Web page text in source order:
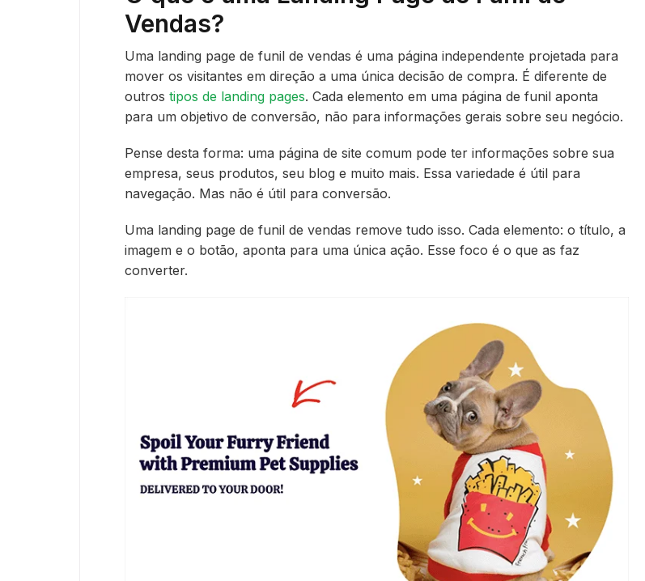
Vendas?
Uma landing page de funil de vendas é uma página independente projetada para
mover os visitantes em direção a uma única decisão de compra. É diferente de
outros tipos de landing pages. Cada elemento em uma página de funil aponta
para um objetivo de conversão, não para informações gerais sobre seu negócio.
Pense desta forma: uma página de site comum pode ter informações sobre sua
empresa, seus produtos, seu blog e muito mais. Essa variedade é útil para
navegação. Mas não é útil para conversão.
Uma landing page de funil de vendas remove tudo isso. Cada elemento: o título, a
imagem e o botão, aponta para uma única ação. Esse foco é o que as faz
converter.